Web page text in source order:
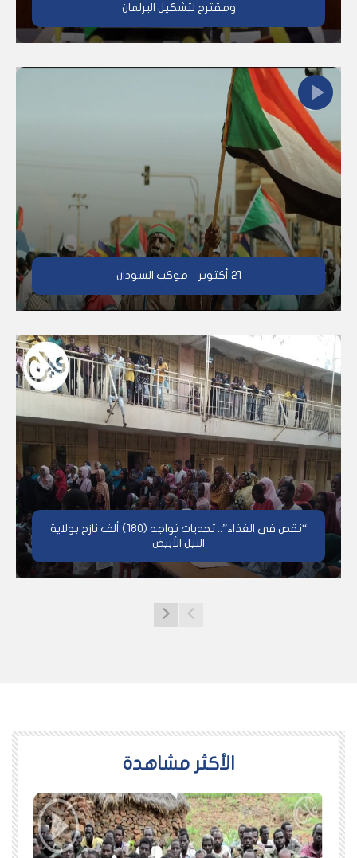
ومقترح لتشكيل البرلمان
٢١ أكتوبر – موكب السودان
“نقص في الغذاء”.. تحديات تواجه (180) ألف نازح بولاية
النيل الأبيض
اﻷكثر مشاهدة